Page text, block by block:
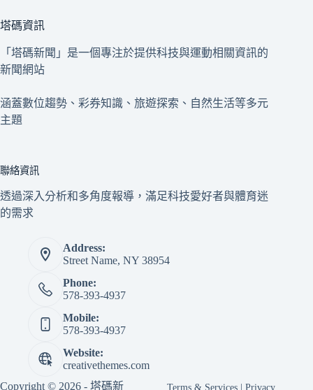
塔碼資訊
「塔碼新聞」是一個專注於提供科技與運動相關資訊的
新聞網站
涵蓋數位趨勢、彩券知識、旅遊探索、自然生活等多元
主題
聯絡資訊
透過深入分析和多角度報導，滿足科技愛好者與體育迷
的需求
Address:
Street Name, NY 38954
Phone:
578-393-4937
Mobile:
578-393-4937
Website:
creativethemes.com
Copyright © 2026 - 塔碼新
Terms & Services |Privacy